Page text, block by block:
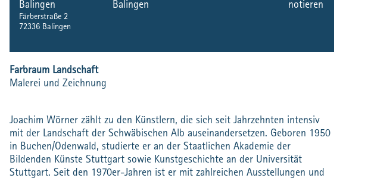
Balingen
Färberstraße 2
72336 Balingen
Balingen
notieren
Farbraum Landschaft
Malerei und Zeichnung
Joachim Wörner zählt zu den Künstlern, die sich seit Jahrzehnten intensiv
mit der Landschaft der Schwäbischen Alb auseinandersetzen. Geboren 1950
in Buchen/Odenwald, studierte er an der Staatlichen Akademie der
Bildenden Künste Stuttgart sowie Kunstgeschichte an der Universität
Stuttgart. Seit den 1970er-Jahren ist er mit zahlreichen Ausstellungen und